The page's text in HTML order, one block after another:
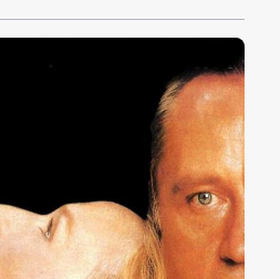
Singh verrät den
Jagd auf den Eindringling
die britische Armee